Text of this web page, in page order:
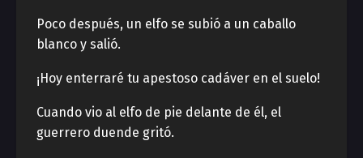
Poco después, un elfo se subió a un caballo
blanco y salió.
¡Hoy enterraré tu apestoso cadáver en el suelo!
Cuando vio al elfo de pie delante de él, el
guerrero duende gritó.